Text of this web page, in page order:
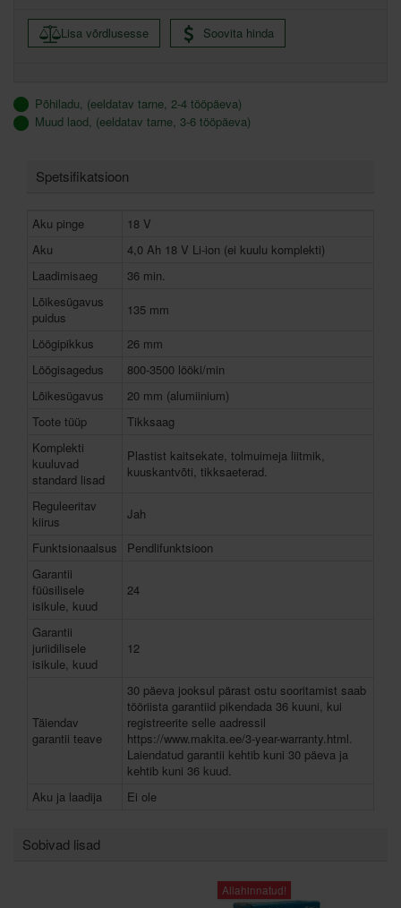
Lisa võrdlusesse Soovita hinda
Põhiladu, (eeldatav tarne, 2-4 tööpäeva)
Muud laod, (eeldatav tarne, 3-6 tööpäeva)
Spetsifikatsioon
Aku pinge
18 V
Aku
4,0 Ah 18 V Li-ion (ei kuulu komplekti)
Laadimisaeg
36 min.
Lõikesügavus
puidus
135 mm
Löögipikkus
26 mm
Löögisagedus
800-3500 lööki/min
Lõikesügavus
20 mm (alumiinium)
Toote tüüp
Tikksaag
Komplekti
kuuluvad
standard lisad
Plastist kaitsekate, tolmuimeja liitmik,
kuuskantvõti, tikksaeterad.
Reguleeritav
kiirus
Jah
Funktsionaalsus
Pendlifunktsioon
Garantii
füüsilisele
isikule, kuud
24
Garantii
juriidilisele
isikule, kuud
12
Täiendav
garantii teave
30 päeva jooksul pärast ostu sooritamist saab
tööriista garantiid pikendada 36 kuuni, kui
registreerite selle aadressil
https://www.makita.ee/3-year-warranty.html.
Laiendatud garantii kehtib kuni 30 päeva ja
kehtib kuni 36 kuud.
Aku ja laadija
Ei ole
Sobivad lisad
Allahinnatud!